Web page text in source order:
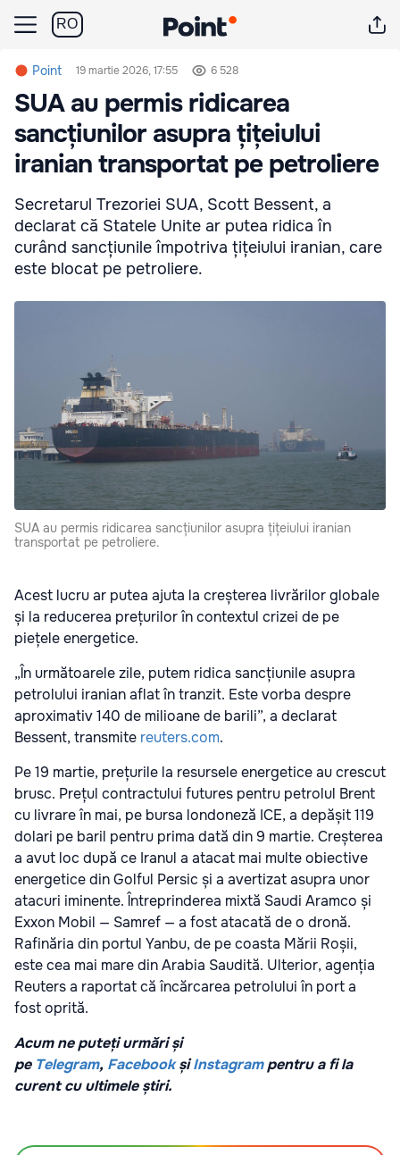
RO
Point 19 martie 2026, 17:55 6 528
SUA au permis ridicarea
sancțiunilor asupra țițeiului
iranian transportat pe petroliere
Secretarul Trezoriei SUA, Scott Bessent, a
declarat că Statele Unite ar putea ridica în
curând sancțiunile împotriva țițeiului iranian, care
este blocat pe petroliere.
SUA au permis ridicarea sancțiunilor asupra țițeiului iranian
transportat pe petroliere.
Acest lucru ar putea ajuta la creșterea livrărilor globale
și la reducerea prețurilor în contextul crizei de pe
piețele energetice.
„În următoarele zile, putem ridica sancțiunile asupra
petrolului iranian aflat în tranzit. Este vorba despre
aproximativ 140 de milioane de barili”, a declarat
Bessent, transmite reuters.com.
Pe 19 martie, prețurile la resursele energetice au crescut
brusc. Prețul contractului futures pentru petrolul Brent
cu livrare în mai, pe bursa londoneză ICE, a depășit 119
dolari pe baril pentru prima dată din 9 martie. Creșterea
a avut loc după ce Iranul a atacat mai multe obiective
energetice din Golful Persic și a avertizat asupra unor
atacuri iminente. Întreprinderea mixtă Saudi Aramco și
Exxon Mobil — Samref — a fost atacată de o dronă.
Rafinăria din portul Yanbu, de pe coasta Mării Roșii,
este cea mai mare din Arabia Saudită. Ulterior, agenția
Reuters a raportat că încărcarea petrolului în port a
fost oprită.
Acum ne puteți urmări și
pe Telegram, Facebook șiInstagrampentru a fi la
curent cu ultimele știri.